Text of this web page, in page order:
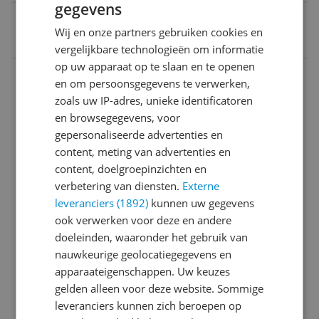
3016667292082
Afmetingen & gewicht
Algemeen
Capaciteit
Fabrieksgarantie
Functies
Overige kenmerken
Productinformatie
Technisch
gegevens
Wij en onze partners gebruiken cookies en
vergelijkbare technologieën om informatie
op uw apparaat op te slaan en te openen
en om persoonsgegevens te verwerken,
zoals uw IP-adres, unieke identificatoren
en browsegegevens, voor
gepersonaliseerde advertenties en
content, meting van advertenties en
content, doelgroepinzichten en
verbetering van diensten. Externe
leveranciers (1892) kunnen uw gegevens
ook verwerken voor deze en andere
doeleinden, waaronder het gebruik van
nauwkeurige geolocatiegegevens en
apparaateigenschappen. Uw keuzes
gelden alleen voor deze website. Sommige
leveranciers kunnen zich beroepen op